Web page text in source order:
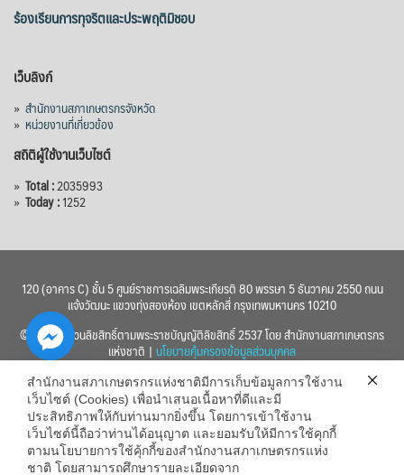
ร้องเรียนการทุจริตและประพฤติมิชอบ
เว็บลิงก์
» สำนักงานสภาเกษตรกรจังหวัด
» หน่วยงานที่เกี่ยวข้อง
สถิติผู้ใช้งานเว็บไซต์
» Total :2035993
» Today :1252
120 (อาคาร C) ชั้น 5 ศูนย์ราชการเฉลิมพระเกียรติ 80 พรรษา 5 ธันวาคม 2550 ถนน
แจ้งวัฒนะ แขวงทุ่งสองห้อง เขตหลักสี่ กรุงเทพมหานคร 10210
© 2560 สงวนลิขสิทธิ์ตามพระราชบัญญัติลิขสิทธิ์ 2537 โดย สำนักงานสภาเกษตรกร
แห่งชาติ | นโยบายคุ้มครองข้อมูลส่วนบุคคล
สำนักงานสภาเกษตรกรแห่งชาติมีการเก็บข้อมูลการใช้งาน
เว็บไซต์ (Cookies) เพื่อนำเสนอเนื้อหาที่ดีและมี
ประสิทธิภาพให้กับท่านมากยิ่งขึ้น โดยการเข้าใช้งาน
เว็บไซต์นี้ถือว่าท่านได้อนุญาต และยอมรับให้มีการใช้คุกกี้
ตามนโยบายการใช้คุ้กกี้ของสำนักงานสภาเกษตรกรแห่ง
ชาติ โดยสามารถศึกษารายละเอียดจาก
Hide
chaty